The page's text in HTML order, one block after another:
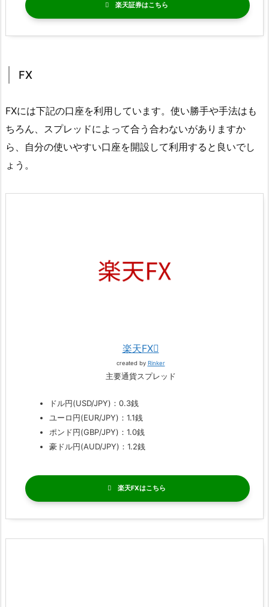
楽天証券
FX
FXには下記の口座を利用しています。使い勝手や手法はも
ちろん、スプレッドによって合う合わないがありますか
ら、自分の使いやすい口座を開設して利用すると良いでし
ょう。
楽天FX
created by Rinker
主要通貨スプレッド
ドル円(USD/JPY)：0.3銭
ユーロ円(EUR/JPY)：1.1銭
ポンド円(GBP/JPY)：1.0銭
豪ドル円(AUD/JPY)：1.2銭
楽天FX